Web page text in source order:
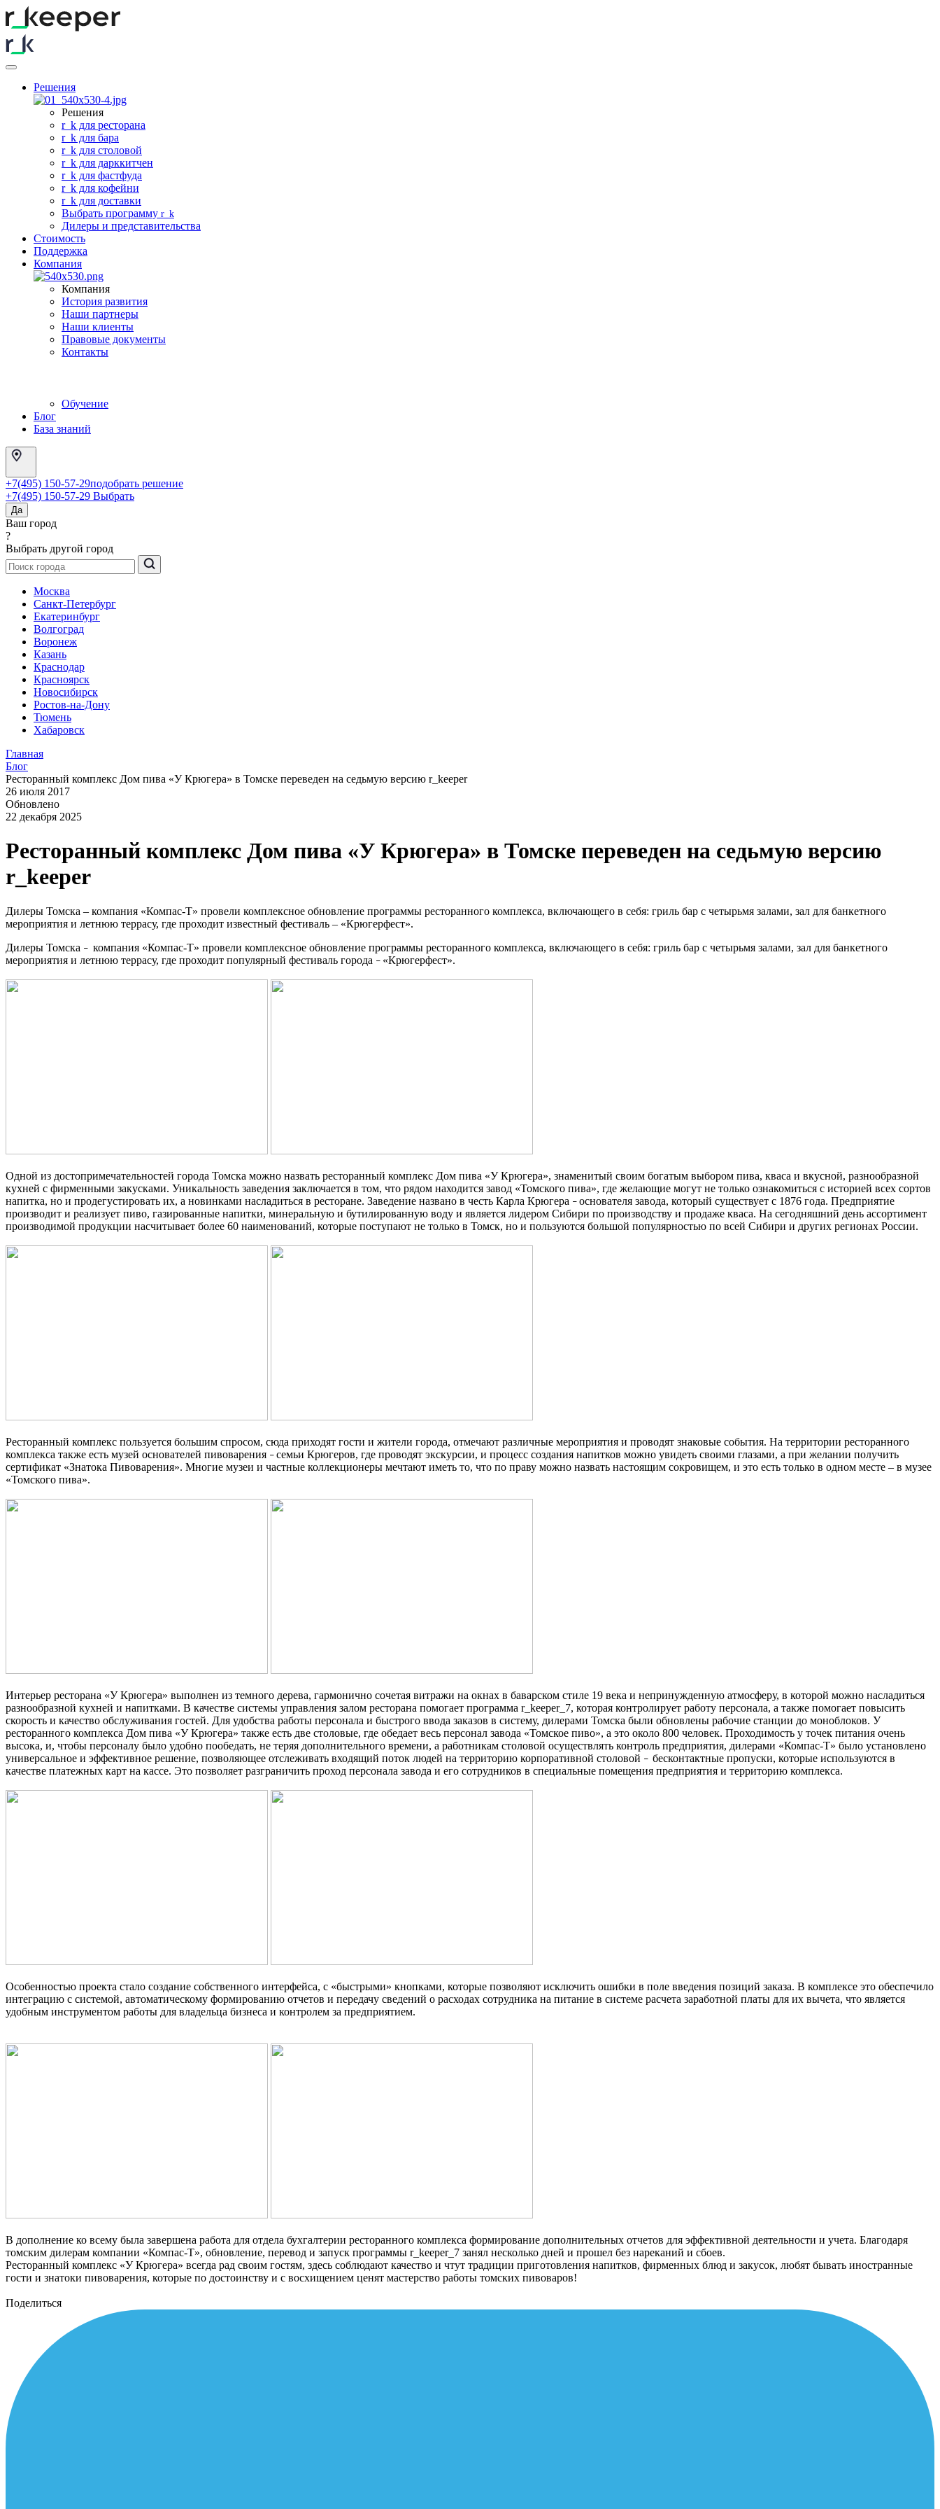
Решения
Решения
r_ k для ресторана
r_ k для бара
r_ k для столовой
r_ k для дарккитчен
r_ k для фастфуда
r_ k для кофейни
r_ k для доставки
Выбрать программу r k
Дилеры и представительства
Стоимость
Поддержка
Компания
Компания
История развития
Наши партнеры
Наши клиенты
Правовые документы
Контакты
Обучение
Блог
База знаний
+7(495) 150-57-29подобрать решение
+7(495) 150-57-29 Выбрать
Да
Ваш город
?
Выбрать другой город
Москва
Санкт-Петербург
Екатеринбург
Волгоград
Воронеж
Казань
Краснодар
Красноярск
Новосибирск
Ростов-на-Дону
Тюмень
Хабаровск
Главная
Блог
Ресторанный комплекс Дом пива «У Крюгера» в Томске переведен на седьмую версию r_keeper
26 июля 2017
Обновлено
22 декабря 2025
Ресторанный комплекс Дом пива «У Крюгера» в Томске переведен на седьмую версию
r_keeper
Дилеры Томска – компания «Компас-Т» провели комплексное обновление программы ресторанного комплекса, включающего в себя: гриль бар с четырьмя залами, зал для банкетного
мероприятия и летнюю террасу, где проходит известный фестиваль – «Крюгерфест».
Дилеры Томска – компания «Компас-Т» провели комплексное обновление программы ресторанного комплекса, включающего в себя: гриль бар с четырьмя залами, зал для банкетного
мероприятия и летнюю террасу, где проходит популярный фестиваль города – «Крюгерфест».
Одной из достопримечательностей города Томска можно назвать ресторанный комплекс Дом пива «У Крюгера», знаменитый своим богатым выбором пива, кваса и вкусной, разнообразной
кухней с фирменными закусками. Уникальность заведения заключается в том, что рядом находится завод «Томского пива», где желающие могут не только ознакомиться с историей всех сортов
напитка, но и продегустировать их, а новинками насладиться в ресторане. Заведение названо в честь Карла Крюгера – основателя завода, который существует с 1876 года. Предприятие
производит и реализует пиво, газированные напитки, минеральную и бутилированную воду и является лидером Сибири по производству и продаже кваса. На сегодняшний день ассортимент
производимой продукции насчитывает более 60 наименований, которые поступают не только в Томск, но и пользуются большой популярностью по всей Сибири и других регионах России.
Ресторанный комплекс пользуется большим спросом, сюда приходят гости и жители города, отмечают различные мероприятия и проводят знаковые события. На территории ресторанного
комплекса также есть музей основателей пивоварения – семьи Крюгеров, где проводят экскурсии, и процесс создания напитков можно увидеть своими глазами, а при желании получить
сертификат «Знатока Пивоварения». Многие музеи и частные коллекционеры мечтают иметь то, что по праву можно назвать настоящим сокровищем, и это есть только в одном месте – в музее
«Томского пива».
Интерьер ресторана «У Крюгера» выполнен из темного дерева, гармонично сочетая витражи на окнах в баварском стиле 19 века и непринужденную атмосферу, в которой можно насладиться
разнообразной кухней и напитками. В качестве системы управления залом ресторана помогает программа r_keeper_7, которая контролирует работу персонала, а также помогает повысить
скорость и качество обслуживания гостей. Для удобства работы персонала и быстрого ввода заказов в систему, дилерами Томска были обновлены рабочие станции до моноблоков. У
ресторанного комплекса Дом пива «У Крюгера» также есть две столовые, где обедает весь персонал завода «Томское пиво», а это около 800 человек. Проходимость у точек питания очень
высока, и, чтобы персоналу было удобно пообедать, не теряя дополнительного времени, а работникам столовой осуществлять контроль предприятия, дилерами «Компас-Т» было установлено
универсальное и эффективное решение, позволяющее отслеживать входящий поток людей на территорию корпоративной столовой – бесконтактные пропуски, которые используются в
качестве платежных карт на кассе. Это позволяет разграничить проход персонала завода и его сотрудников в специальные помещения предприятия и территорию комплекса.
Особенностью проекта стало создание собственного интерфейса, с «быстрыми» кнопками, которые позволяют исключить ошибки в поле введения позиций заказа. В комплексе это обеспечило
интеграцию с системой, автоматическому формированию отчетов и передачу сведений о расходах сотрудника на питание в системе расчета заработной платы для их вычета, что является
удобным инструментом работы для владельца бизнеса и контролем за предприятием.
В дополнение ко всему была завершена работа для отдела бухгалтерии ресторанного комплекса формирование дополнительных отчетов для эффективной деятельности и учета. Благодаря
томским дилерам компании «Компас-Т», обновление, перевод и запуск программы r_keeper_7 занял несколько дней и прошел без нареканий и сбоев.
Ресторанный комплекс «У Крюгера» всегда рад своим гостям, здесь соблюдают качество и чтут традиции приготовления напитков, фирменных блюд и закусок, любят бывать иностранные
гости и знатоки пивоварения, которые по достоинству и с восхищением ценят мастерство работы томских пивоваров!
Поделиться